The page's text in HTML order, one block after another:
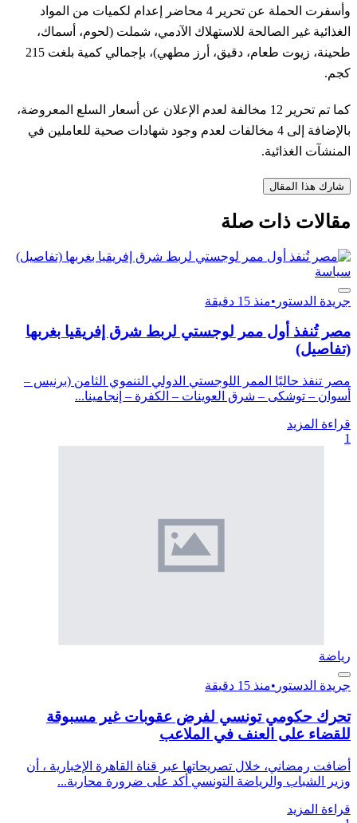
وأسفرت الحملة عن تحرير 4 محاضر إعدام لكميات من المواد
الغذائية غير الصالحة للاستهلاك الآدمي، شملت (لحوم، أسماك،
طحينة، زيوت طعام، دقيق، أرز مطهي)، بإجمالي كمية بلغت 215
كجم.
كما تم تحرير 12 مخالفة لعدم الإعلان عن أسعار السلع المعروضة،
بالإضافة إلى 4 مخالفات لعدم وجود شهادات صحية للعاملين في
المنشآت الغذائية.
شارك هذا المقال
مقالات ذات صلة
سياسة
جريدة الدستور •منذ 15 دقيقة
مصر تُنفذ أول ممر لوجستي لربط شرق إفريقيا بغربها
(تفاصيل)
مصر تنفذ حاليًا الممر اللوجستي الدولي التنموي الثامن (برنيس –
أسوان – توشكى – شرق العوينات – الكفرة – إنجامينا...
قراءة المزيد
1
رياضة
جريدة الدستور •منذ 15 دقيقة
تحرك حكومي تونسي لفرض عقوبات غير مسبوقة
للقضاء على العنف في الملاعب
أضافت رمضاني، خلال تصريحاتها عبر قناة القاهرة الإخبارية ، أن
وزير الشباب والرياضة التونسي أكد على ضرورة محاربة...
قراءة المزيد